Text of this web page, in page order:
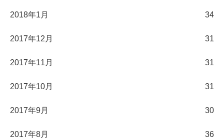
2018年1月 34
2017年12月 31
2017年11月 31
2017年10月 31
2017年9月 30
2017年8月 36